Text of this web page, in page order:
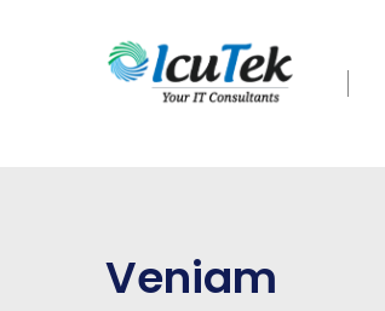
Veniam